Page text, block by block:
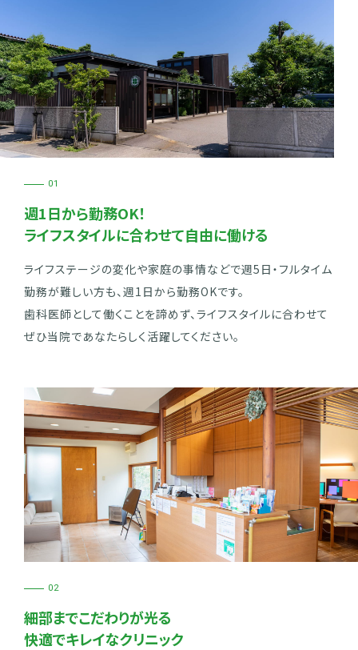
01
週1日から勤務OK！
ライフスタイルに合わせて自由に働ける
ライフステージの変化や家庭の事情などで週5日・フルタイム
勤務が難しい方も、週1日から勤務OKです。
歯科医師として働くことを諦めず、ライフスタイルに合わせて
ぜひ当院であなたらしく活躍してください。
02
細部までこだわりが光る
快適でキレイなクリニック